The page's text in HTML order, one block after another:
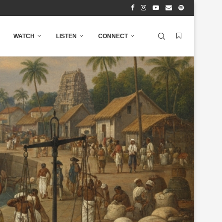
WATCH LISTEN CONNECT